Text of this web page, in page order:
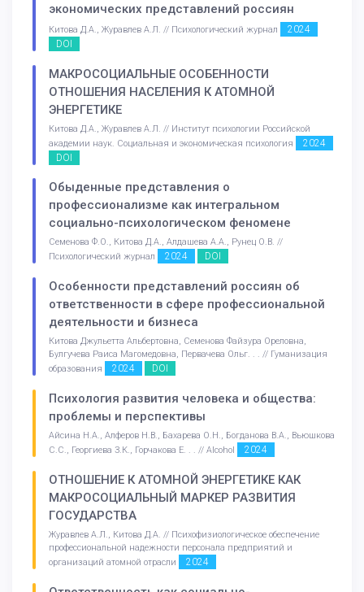
экономических представлений россиян
Китова Д.А., Журавлев А.Л. // Психологический журнал
2024
DOI
МАКРОСОЦИАЛЬНЫЕ ОСОБЕННОСТИ
ОТНОШЕНИЯ НАСЕЛЕНИЯ К АТОМНОЙ
ЭНЕРГЕТИКЕ
Китова Д.А., Журавлев А.Л. // Институт психологии Российской
академии наук. Социальная и экономическая психология
2024
DOI
Обыденные представления о
профессионализме как интегральном
социально-психологическом феномене
Семенова Ф.О., Китова Д.А., Алдашева А.А., Рунец О.В. //
Психологический журнал
2024 DOI
Особенности представлений россиян об
ответственности в сфере профессиональной
деятельности и бизнеса
Китова Джульетта Альбертовна, Семенова Файзура Ореловна,
Булгучева Раиса Магомедовна, Первачева Ольг. . . // Гуманизация
образования
2024 DOI
Психология развития человека и общества:
проблемы и перспективы
Айсина Н.А., Алферов Н.В., Бахарева О.Н., Богданова В.А., Вьюшкова
С.С., Георгиева З.К., Горчакова Е. . . // Alcohol
2024
ОТНОШЕНИЕ К АТОМНОЙ ЭНЕРГЕТИКЕ КАК
МАКРОСОЦИАЛЬНЫЙ МАРКЕР РАЗВИТИЯ
ГОСУДАРСТВА
Журавлев А.Л., Китова Д.А. // Психофизиологическое обеспечение
профессиональной надежности персонала предприятий и
организаций атомной отрасли
2024